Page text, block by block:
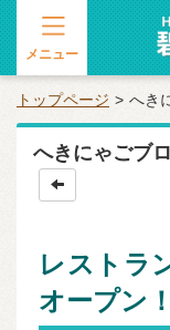
メニュー
トップページ へき
へきにゃごブ
レストラ
オープン！